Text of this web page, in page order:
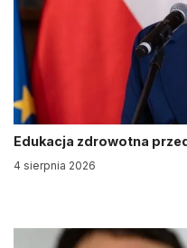
Edukacja zdrowotna
4 sierpnia 2026